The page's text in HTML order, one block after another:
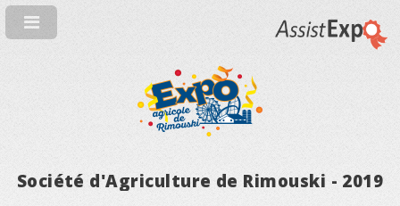
Société d'Agriculture de Rimouski - 2019